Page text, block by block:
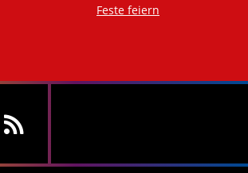
Feste feiern